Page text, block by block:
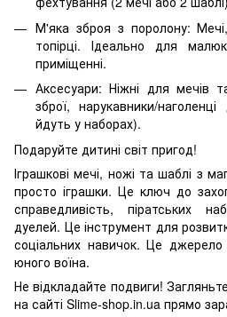
М'яка зброя з поролону:
топірці. Ідеально для
приміщенні.
Аксесуари: Ніжні для мечів
зброї, нарукавники/
йдуть у наборах).
Подаруйте дитині світ пригод!
Іграшкові мечі, ножі та шаблі з
просто іграшки. Це ключ до
справедливість, піратських
дуелей. Це інструмент для
соціальних навичок. Це джерело
юного воїна.
Не відкладайте подвиги!
на сайті Slime-shop.in.ua прямо